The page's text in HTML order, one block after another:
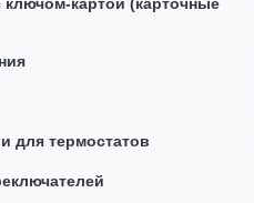
картой (карточные
для термостатов